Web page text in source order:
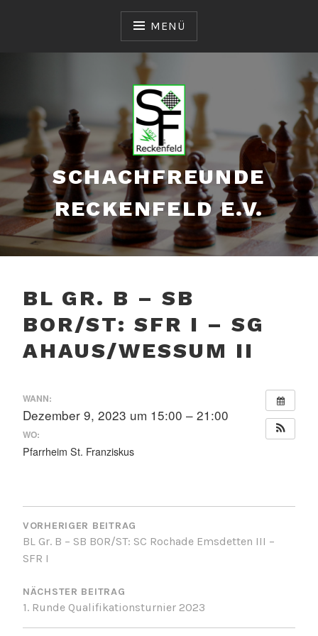
MENÜ
SCHACHFREUNDE
RECKENFELD E.V.
BL GR. B – SB
BOR/ST: SFR I – SG
AHAUS/WESSUM II
WANN:
Dezember 9, 2023 um 15:00 – 21:00
WO:
Pfarrheim St. Franziskus
BEITRAGSNAVIGATION
VORHERIGER BEITRAG
BL Gr. B – SB BOR/ST: SC Rochade Emsdetten III –
SFR I
NÄCHSTER BEITRAG
1. Runde Qualifikationsturnier 2023